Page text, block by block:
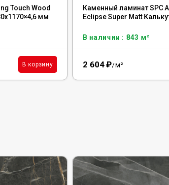
Touch Wood
мм
В корзину
Каменный ламинат SPC
Eclipse Super Matt
В наличии : 843 м²
2 604₽/м²